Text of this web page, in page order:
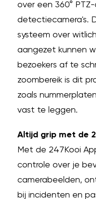
over een 360°
detectiecamera's.
systeem over
aangezet kunnen
bezoekers af te
zoombereik is dit
zoals
vast te leggen.
Altijd grip met de
Met de 247Kooi
controle over je
camerabeelden,
bij incidenten en